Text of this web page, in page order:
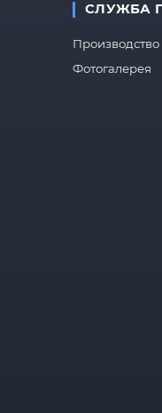
СЛУЖБА
Производство
Фотогалерея